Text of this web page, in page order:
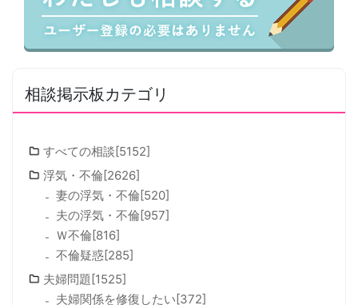
相談掲示板カテゴリ
すべての相談[5152]
浮気・不倫[2626]
妻の浮気・不倫[520]
夫の浮気・不倫[957]
Ｗ不倫[816]
不倫疑惑[285]
夫婦問題[1525]
夫婦関係を修復したい[372]